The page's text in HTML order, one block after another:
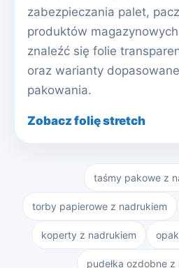
zabezpieczania palet,
produktów
znaleźć się folie
oraz warianty
pakowania.
Zobacz folię stretch
taśmy pakowe z
torby papierowe z nadrukiem
koperty z nadrukiem
pudełka ozdobne z